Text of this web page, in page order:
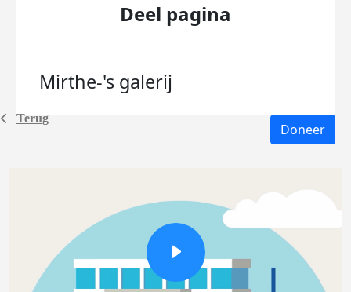
Terug
Deel pagina
Mirthe-'s galerij
Doneer